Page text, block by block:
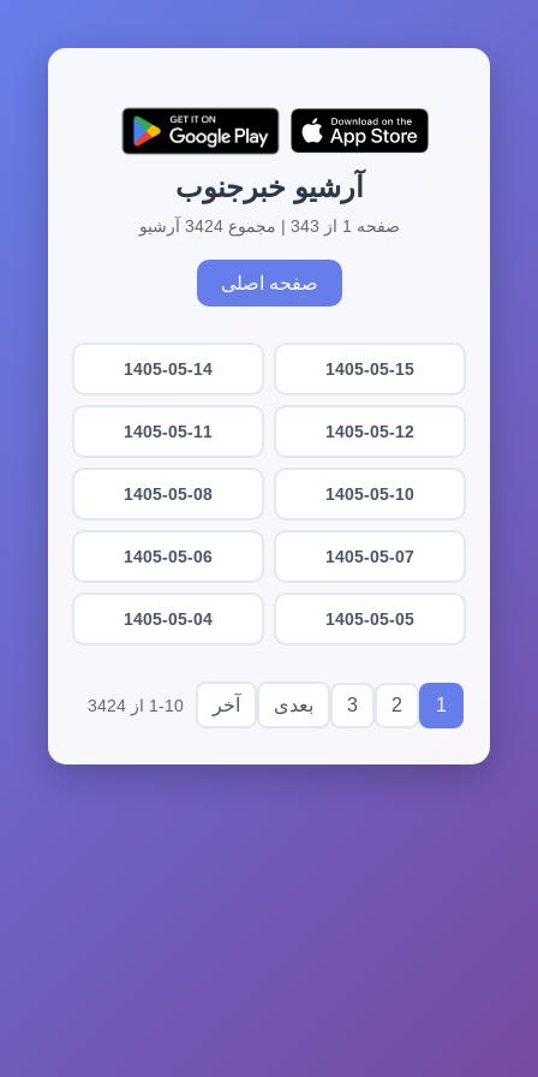
آرشیو خبرجنوب
صفحه 1 از 343 | مجموع 3424 آرشیو
صفحه اصلی
1405-05-15
1405-05-14
1405-05-12
1405-05-11
1405-05-10
1405-05-08
1405-05-07
1405-05-06
1405-05-05
1405-05-04
1
2
3 بعدی آخر 1-10 از 3424